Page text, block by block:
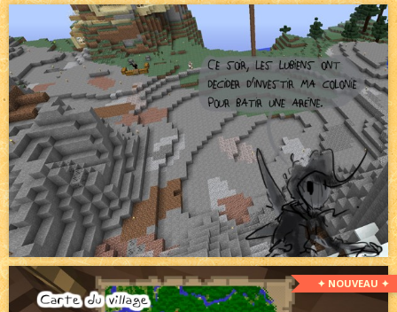
✦ NOUVEAU ✦